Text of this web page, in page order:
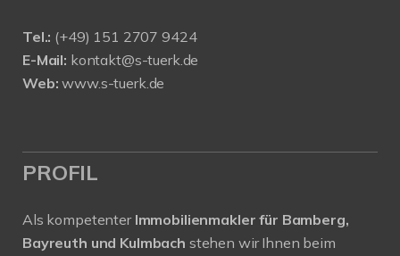
Tel.: (+49) 151 2707 9424
E-Mail: kontakt@s-tuerk.de
Web: www.s-tuerk.de
PROFIL
Als kompetenter Immobilienmakler für Bamberg,
Bayreuth und Kulmbach stehen wir Ihnen beim